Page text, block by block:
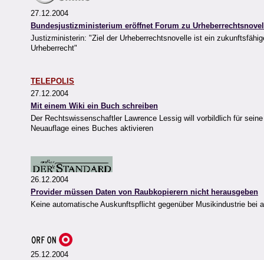
27.12.2004
Bundesjustizministerium eröffnet Forum zu
Justizministerin: "Ziel der Urheberrechtsnovelle ist ein
Urheberrecht"
TELEPOLIS
27.12.2004
Mit einem Wiki ein Buch schreiben
Der Rechtswissenschaftler Lawrence Lessig will vorbildlich für
Neuauflage eines Buches aktivieren
26.12.2004
Provider müssen Daten von Raubkopierern nicht herausgeben
Keine automatische Auskunftspflicht gegenüber Musikindustrie bei
25.12.2004